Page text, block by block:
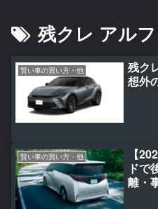
残クレ アル
賢い車の買い方・他
残ク
想外
賢い車の買い方・他
【
ドで
離・